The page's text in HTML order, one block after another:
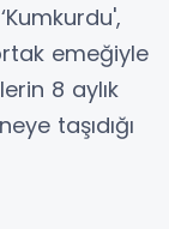
emeğiyle
8 aylık
taşıdığı